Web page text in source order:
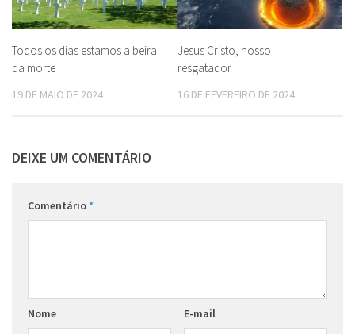
Todos os dias estamos a beira
da morte
19 DE MAIO DE 2024
Jesus Cristo, nosso
resgatador
16 DE FEVEREIRO DE 2024
DEIXE UM COMENTÁRIO
Comentário*
Nome E-mail